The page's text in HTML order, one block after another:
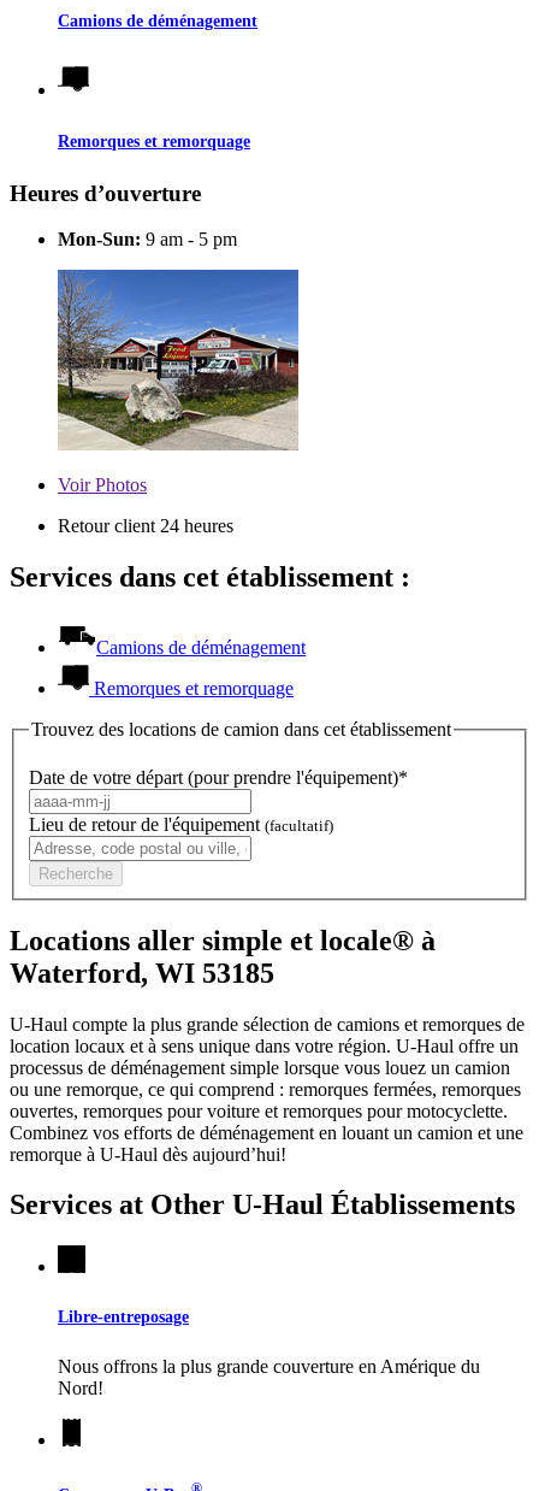
Camions de déménagement
Remorques et remorquage
Heures d’ouverture
Mon-Sun: 9 am - 5 pm
VoirPhotos
Retour client 24 heures
Services dans cet établissement :
Camions de déménagement
Remorques et remorquage
Trouvez des locations de camion dans cet établissement
Date de votre départ (pour prendre l'équipement)*
Lieu de retour de l'équipement (facultatif)
Recherche
Locations aller simple et locale® à
Waterford, WI 53185
U-Haul compte la plus grande sélection de camions et remorques de
location locaux et à sens unique dans votre région. U-Haul offre un
processus de déménagement simple lorsque vous louez un camion
ou une remorque, ce qui comprend : remorques fermées, remorques
ouvertes, remorques pour voiture et remorques pour motocyclette.
Combinez vos efforts de déménagement en louant un camion et une
remorque à U-Haul dès aujourd’hui!
Services at Other U-Haul Établissements
Libre-entreposage
Nous offrons la plus grande couverture en Amérique du
Nord!